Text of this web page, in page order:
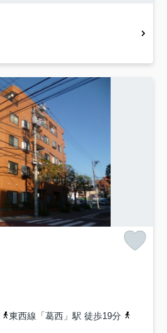
東西線「葛西」駅 徒歩19分